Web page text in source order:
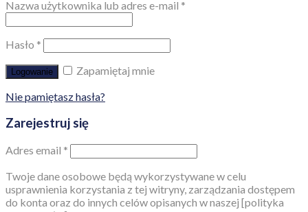
Nazwa użytkownika lub adres e-mail *
Hasło *
Logowanie
Zapamiętaj mnie
Nie pamiętasz hasła?
Zarejestruj się
Adres email *
Twoje dane osobowe będą wykorzystywane w celu
usprawnienia korzystania z tej witryny, zarządzania dostępem
do konta oraz do innych celów opisanych w naszej [polityka